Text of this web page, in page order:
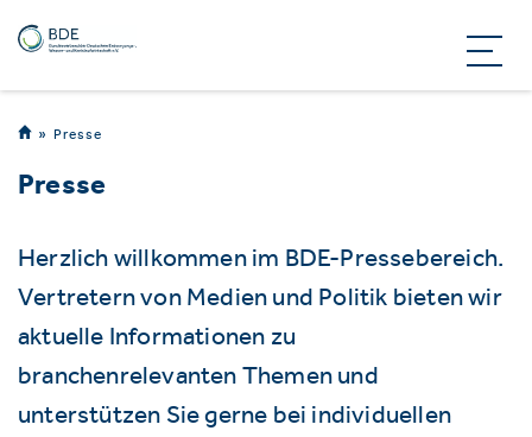
Presse
Presse
Herzlich willkommen im BDE-Pressebereich.
Vertretern von Medien und Politik bieten wir
aktuelle Informationen zu
branchenrelevanten Themen und
unterstützen Sie gerne bei individuellen